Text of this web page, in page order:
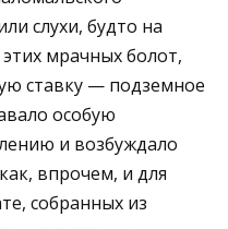
слухи, будто на
мрачных болот,
ставку — подземное
особую
и возбуждало
впрочем, и для
собранных из